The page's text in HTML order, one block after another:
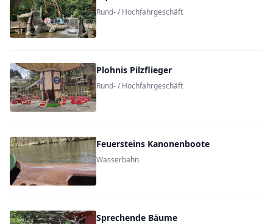
Rund- / Hochfahrgeschäft
Plohnis Pilzflieger
Rund- / Hochfahrgeschäft
Feuersteins Kanonenboote
Wasserbahn
Sprechende Bäume